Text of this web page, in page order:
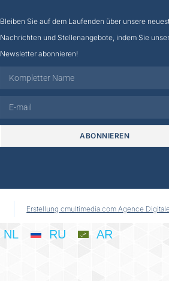
Bleiben Sie auf dem Laufenden über unsere
Nachrichten und Stellenangebote, indem Sie
Newsletter abonnieren!
ABONNIEREN
Erstellung cmultimedia.com Agence
NL RU AR